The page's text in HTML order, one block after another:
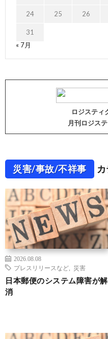
24 25 26
31
« 7月
ロジスティ
月刊ロジス
災害/事故/不祥事
2026.08.08
プレスリリースなど
災害
日本郵便のシステム障害が解
消